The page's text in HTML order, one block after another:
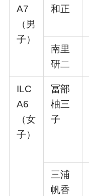
A7
（男
⼦）
和正
南⾥
研⼆
ILC
A6
（⼥
⼦）
冨部
柚三
⼦
三浦
帆⾹